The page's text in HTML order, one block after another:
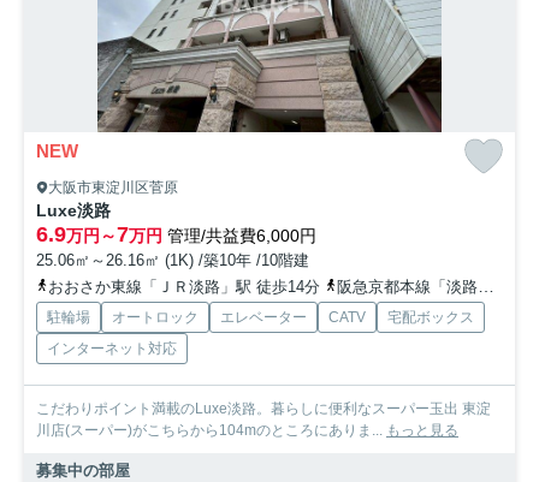
NEW
大阪市東淀川区菅原
Luxe淡路
6.9万円～7万円 管理/共益費6,000円
25.06㎡～26.16㎡ (1K) /築10年 /10階建
おおさか東線「ＪＲ淡路」駅 徒歩14分
阪急京都本線「淡路」駅 徒歩18分
駐輪場 オートロック エレベーター CATV
宅配ボックス
インターネット対応
こだわりポイント満載のLuxe淡路。暮らしに便利なスーパー玉出 東淀
川店(スーパー)がこちらから104mのところにありま...
もっと見る
募集中の部屋